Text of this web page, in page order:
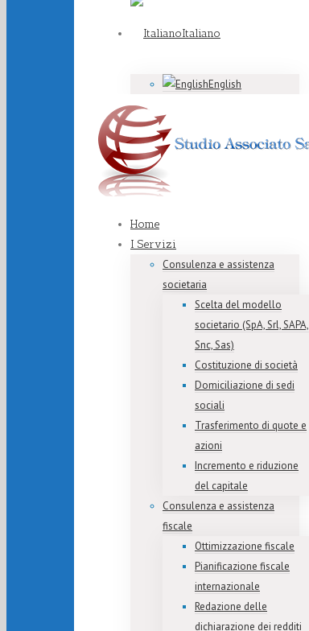
Italiano
English
Home
I Servizi
Consulenza e assistenza
societaria
Scelta del modello
societario (SpA, Srl, SAPA,
Snc, Sas)
Costituzione di società
Domiciliazione di sedi
sociali
Trasferimento di quote e
azioni
Incremento e riduzione
del capitale
Consulenza e assistenza
fiscale
Ottimizzazione fiscale
Pianificazione fiscale
internazionale
Redazione delle
dichiarazione dei redditi